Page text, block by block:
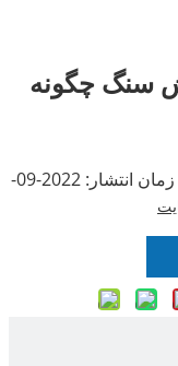
سنگ چگونه
نویسنده:ویرایشگر سایت زمان انتشار: 2022-09-